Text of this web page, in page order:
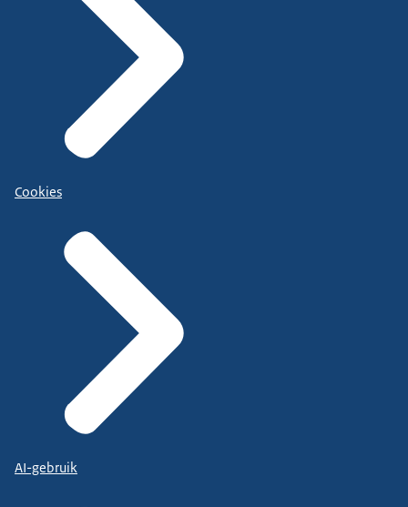
Cookies
AI-gebruik